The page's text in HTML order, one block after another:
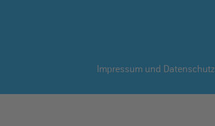
Impressum und Datenschutz